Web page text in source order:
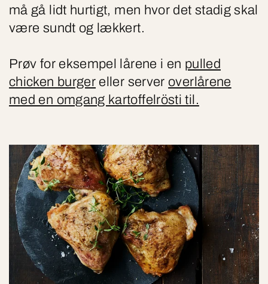
må gå lidt hurtigt, men hvor det stadig skal
være sundt og lækkert.
Prøv for eksempel lårene i en pulled
chicken burger eller serveroverlårene
med en omgang kartoffelrösti til.